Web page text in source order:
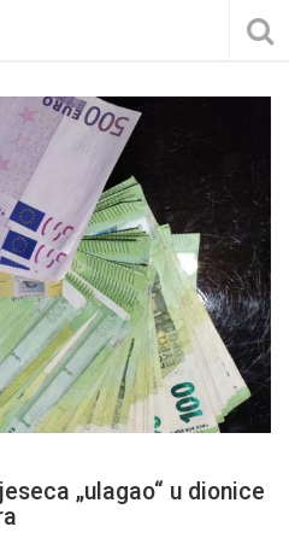
„ulagao“ u dionice